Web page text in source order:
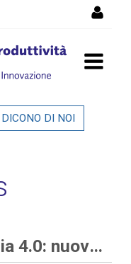
4.0:
DICONO DI NOI
Donne nell'industria 4.0: nuove opportunità al femminile nelle aziende digitali ed interconnesse